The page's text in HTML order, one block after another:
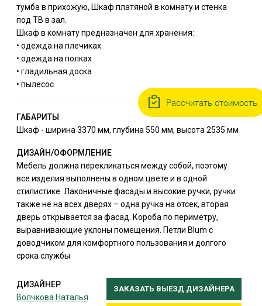
тумба в прихожую, Шкаф платяной в комнату и стенка
под ТВ в зал.
Шкаф в комнату предназначен для хранения:
• одежда на плечиках
• одежда на полках
• гладильная доска
• пылесос
ГАБАРИТЫ
Шкаф - ширина 3370 мм, глубина 550 мм, высота 2535 мм
ДИЗАЙН/ОФОРМЛЕНИЕ
Мебель должна перекликаться между собой, поэтому
все изделия выполнены в одном цвете и в одной
стилистике. Лаконичные фасады и высокие ручки, ручки
также не на всех дверях – одна ручка на отсек, вторая
дверь открывается за фасад. Короба по периметру,
выравнивающие уклоны помещения. Петли Blum с
доводчиком для комфортного пользования и долгого
срока службы
ДИЗАЙНЕР
Волчкова Наталья
ЗАКАЗАТЬ ВЫЕЗД ДИЗАЙНЕРА
Рассчитать стоимость